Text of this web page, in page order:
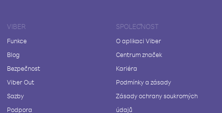
VIBER
Funkce
Blog
Bezpečnost
Viber Out
Sazby
Podpora
SPOLEČNOST
O aplikaci Viber
Centrum značek
Kariéra
Podmínky a zásady
Zásady ochrany soukromých
údajů